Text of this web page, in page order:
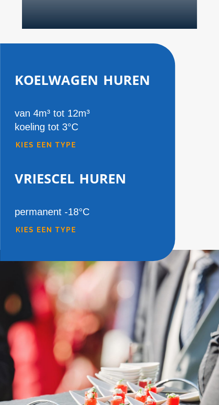
koelwagen huren
van 4m³ tot 12m³
koeling tot 3°C
KIES EEN TYPE
vriescel huren
permanent -18°C
KIES EEN TYPE